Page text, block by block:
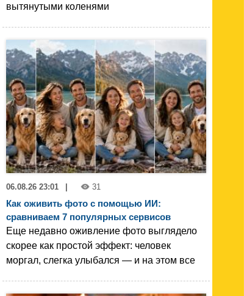
вытянутыми коленями
06.08.26 23:01 31
Как оживить фото с помощью ИИ:
сравниваем 7 популярных сервисов
Еще недавно оживление фото выглядело
скорее как простой эффект: человек
моргал, слегка улыбался — и на этом все